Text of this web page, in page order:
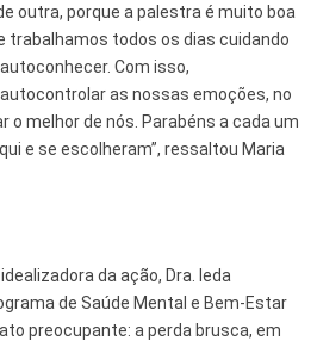
outra, porque a palestra é muito boa
trabalhamos todos os dias cuidando
Com isso,
as nossas emoções, no
o melhor de nós. Parabéns a cada um
e se escolheram”, ressaltou Maria
da ação, Dra. Ieda
de Saúde Mental e Bem-Estar
preocupante: a perda brusca, em